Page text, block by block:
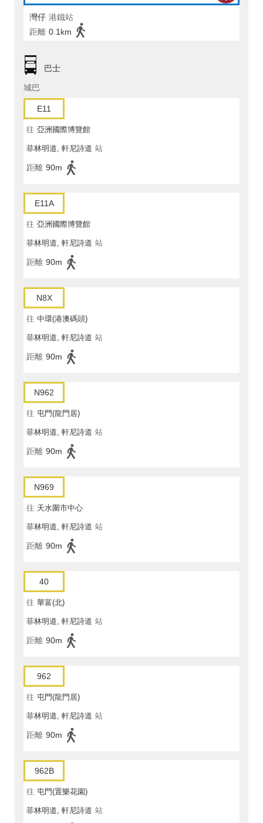
灣仔 港鐵站
距離 0.1km
巴士
城巴
E11
往 亞洲國際博覽館
菲林明道, 軒尼詩道 站
距離 90m
E11A
往 亞洲國際博覽館
菲林明道, 軒尼詩道 站
距離 90m
N8X
往 中環(港澳碼頭)
菲林明道, 軒尼詩道 站
距離 90m
N962
往 屯門(龍門居)
菲林明道, 軒尼詩道 站
距離 90m
N969
往 天水圍市中心
菲林明道, 軒尼詩道 站
距離 90m
40
往 華富(北)
菲林明道, 軒尼詩道 站
距離 90m
962
往 屯門(龍門居)
菲林明道, 軒尼詩道 站
距離 90m
962B
往 屯門(置樂花園)
菲林明道, 軒尼詩道 站